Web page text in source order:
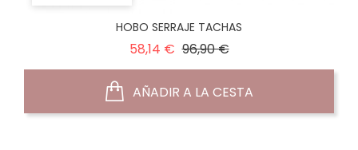
HOBO SERRAJE TACHAS
58,14 € Precio
96,90 €Precio
AÑADIR A LA CESTA